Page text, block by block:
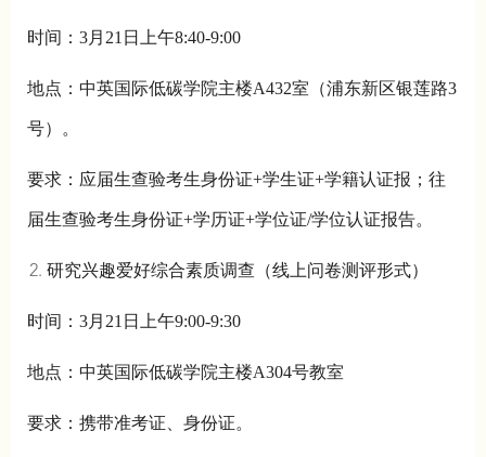
时间：3月21日上午8:40-9:00
地点：中英国际低碳学院主楼A432室（浦东新区银莲路3
号）。
要求：应届生查验考生身份证+学生证+学籍认证报；往
届生查验考生身份证+学历证+学位证/学位认证报告。
研究兴趣爱好综合素质调查（线上问卷测评形式）
时间：3月21日上午9:00-9:30
地点：中英国际低碳学院主楼A304号教室
要求：携带准考证、身份证。